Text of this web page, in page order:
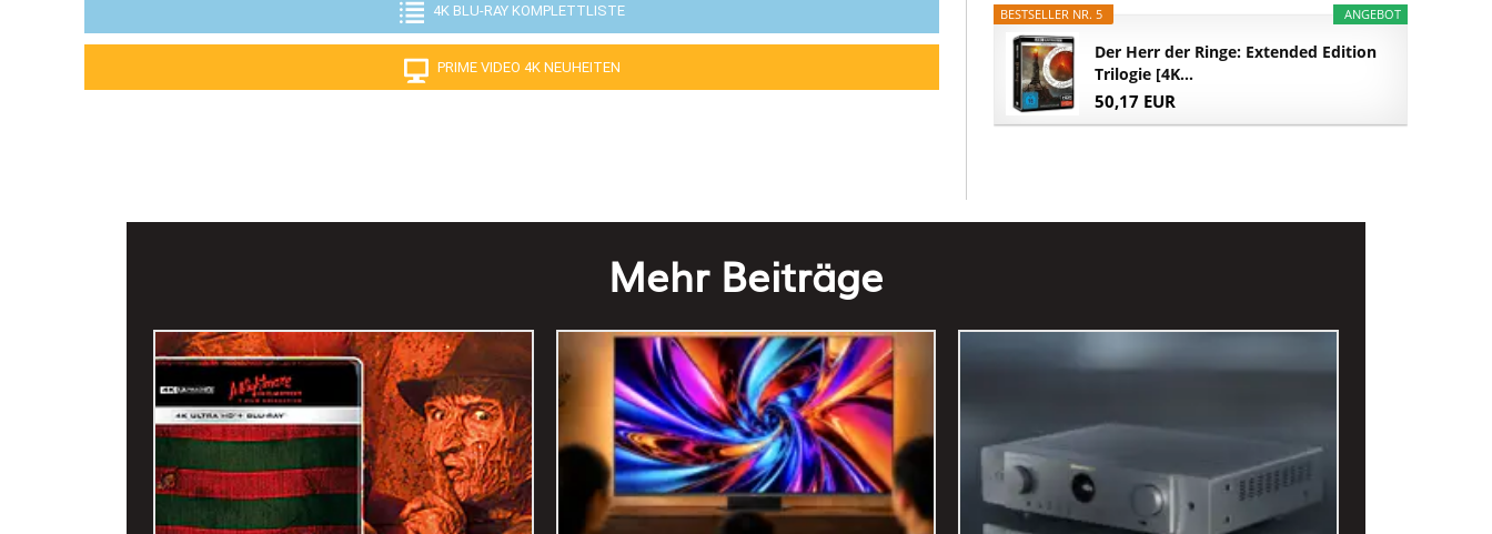
4K BLU-RAY KOMPLETTLISTE
PRIME VIDEO 4K NEUHEITEN
ANGEBOT
BESTSELLER NR. 5
Der Herr der Ringe: Extended Edition
Trilogie [4K...
50,17 EUR
Mehr Beiträge